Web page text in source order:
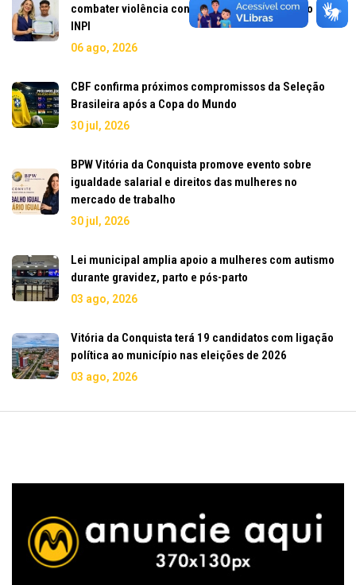
combater violência contra a mulher é registrado pelo
INPI
06 ago, 2026
CBF confirma próximos compromissos da Seleção
Brasileira após a Copa do Mundo
30 jul, 2026
BPW Vitória da Conquista promove evento sobre
igualdade salarial e direitos das mulheres no
mercado de trabalho
30 jul, 2026
Lei municipal amplia apoio a mulheres com autismo
durante gravidez, parto e pós-parto
03 ago, 2026
Vitória da Conquista terá 19 candidatos com ligação
política ao município nas eleições de 2026
03 ago, 2026